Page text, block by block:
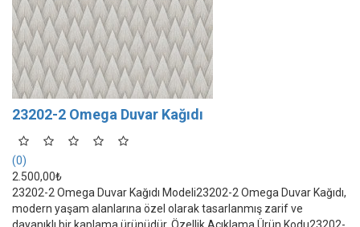
23202-2 Omega Duvar Kağıdı
(0)
2.500,00₺
23202-2 Omega Duvar Kağıdı Modeli23202-2 Omega Duvar Kağıdı,
modern yaşam alanlarına özel olarak tasarlanmış zarif ve